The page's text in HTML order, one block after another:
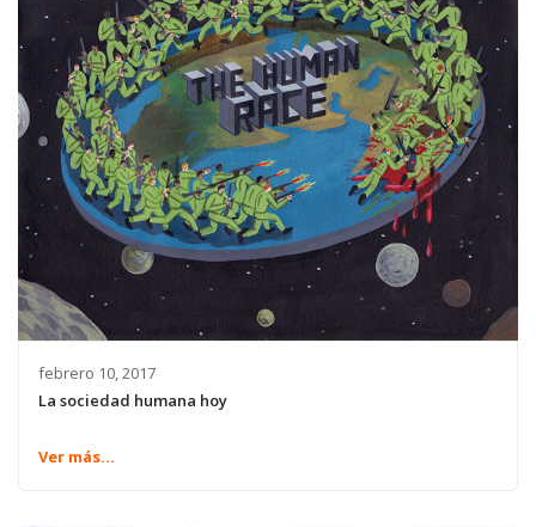
febrero 10, 2017
La sociedad humana hoy
Ver más...